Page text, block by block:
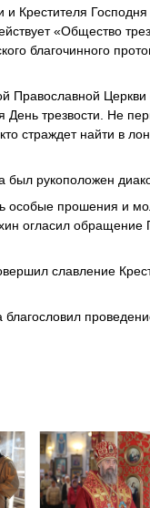
Крестителя
«Общество
благочинного
Церкви
трезвости. Не
страждет найти в
был рукоположен
особые прошения и
огласил
славление